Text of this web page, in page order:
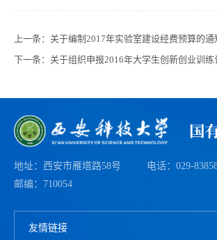
上一条： 关于编制2017年实验室建设经费预算的通
下一条： 关于组织申报2016年大学生创新创业训练
地址：西安市雁塔路58号
电话：029-
邮编：710054
友情链接